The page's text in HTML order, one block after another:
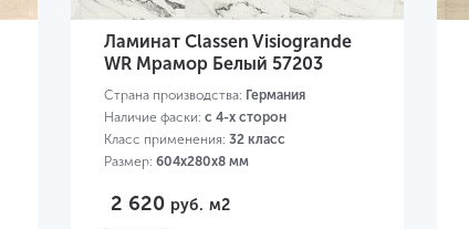
Ламинат Classen Visiogrande
WR Мрамор Белый 57203
Страна производства: Германия
Наличие фаски: с 4-х сторон
Класс применения: 32 класс
Размер: 604х280х8 мм
2 620 руб. м2